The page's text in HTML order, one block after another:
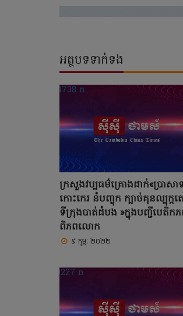
អត្ថបទទាក់ទង
ក្រសួងវប្បធម៌គ្រោងដាក់«ប្រាសា
កោះកេរ នំបញ្ចុក ក្បាច់គុនល្បុក្ក
ទីក្រុងបាត់ដំបង »ក្នុងបញ្ជីបេតិក
ពិភពលោក
៩ កុម្ភៈ ២០២២